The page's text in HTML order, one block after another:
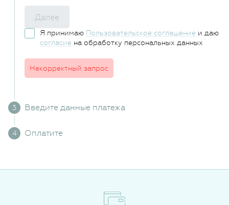
Далее
Я принимаю Пользовательское соглашение и даю
согласие на обработку персональных данных
Некорректный запрос
Введите данные платежа
Оплатите